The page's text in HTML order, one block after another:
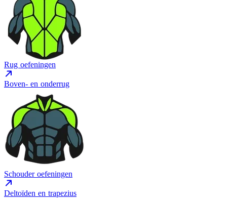
Rug oefeningen
Boven- en onderrug
Schouder oefeningen
Deltoïden en trapezius